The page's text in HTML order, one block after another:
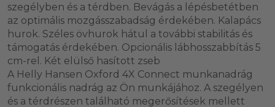
szegélyben és a térdben. Bevágás a lépésbetétben
az optimális mozgásszabadság érdekében. Kalapács
hurok. Széles övhurok hátul a további stabilitás és
támogatás érdekében. Opcionális lábhosszabbítás 5
cm-rel. Két elülső hasított zseb
A Helly Hansen Oxford 4X Connect munkanadrág
funkcionális nadrág az Ön munkájához. A szegélyen
és a térdrészen található megerősítések mellett